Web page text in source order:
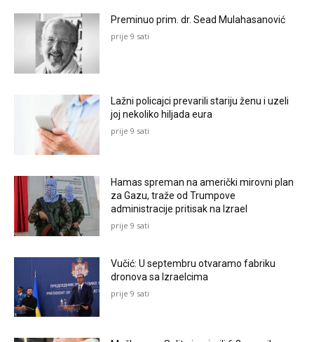
Preminuo prim. dr. Sead Mulahasanović
prije 9 sati
Lažni policajci prevarili stariju ženu i uzeli
joj nekoliko hiljada eura
prije 9 sati
Hamas spreman na američki mirovni plan
za Gazu, traže od Trumpove
administracije pritisak na Izrael
prije 9 sati
Vučić: U septembru otvaramo fabriku
dronova sa Izraelcima
prije 9 sati